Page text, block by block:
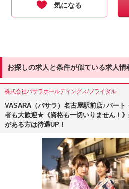
気になる
お探しの求人と条件が似ている求人情
株式会社バサラホールディングス/ブライダル
VASARA（バサラ）名古屋駅前店♪パー
者も大歓迎★《資格も一切いりません！
がある方は待遇UP！